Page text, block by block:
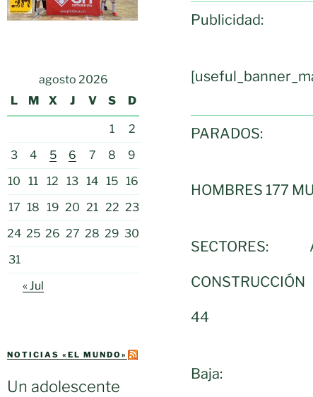
agosto 2026
L
M X J V S D
1
2
3
4 5 6 7 8
9
10
11 12 13 14 15 16
17 18 19 20 21 22 23
24 25 26 27 28 29 30
31
« Jul
NOTICIAS «EL MUNDO»
Un adolescente
Publicidad:
PARADOS:
HOMBRES 177
SECTORES:
44
Baja: